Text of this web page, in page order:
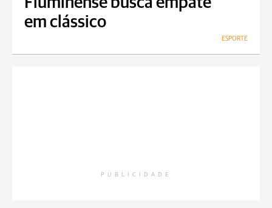
em clássico
ESPORTE
PUBLICIDADE